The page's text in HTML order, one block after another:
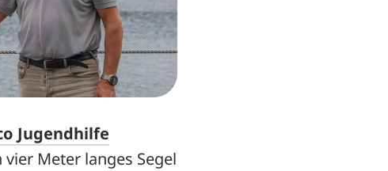
Jugendhilfe
Meter langes Segel